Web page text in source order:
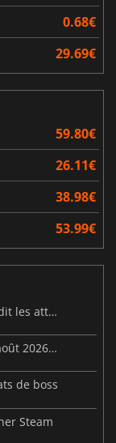
0.68€
29.69€
59.80€
26.11€
38.98€
53.99€
Steam Frame : une fuite sur le prix refroidit les attentes VR
Sorties de jeux vidéo de cette semaine - août 2026 (semaine 32)
de boss
Steam